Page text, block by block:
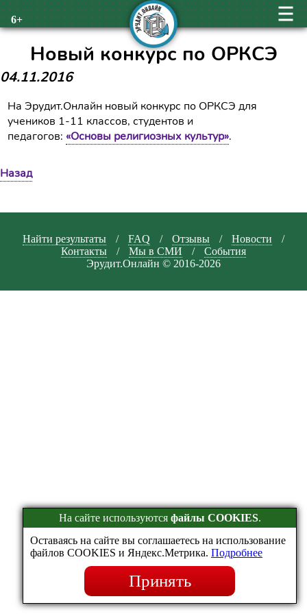
6+
Новый конкурс по ОРКСЭ
04.11.2016
На Эрудит.Онлайн новый конкурс по ОРКСЭ для
учеников 1-11 классов, студентов и
педагогов: «Основы религиозных культур».
Назад
Найти результаты / FAQ / Отзывы / Новости
/
Контакты
/ Мы в СМИ /
События
Эрудит.Онлайн © 2016-2026
На сайте используются файлы COOKIES.
Оставаясь на сайте вы соглашаетесь на использование
файлов COOKIES и Яндекс.Метрика. Подробнее
Принять